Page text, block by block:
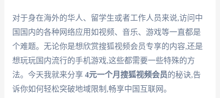
对于身在海外的华人、留学生或者工作人员来说,访问中
国国内的各种网络应用如视频、音乐、游戏等一直都是
个难题。无论你是想欣赏搜狐视频会员专享的内容,还是
想玩玩国内流行的手机游戏,这些都需要一些特殊的方
法。今天我就来分享 4元一个月搜狐视频会员的秘诀,告
诉你如何轻松突破地域限制,畅享中国互联网。